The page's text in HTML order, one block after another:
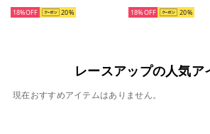
18% 20 18% 20
レースアップの人気ア
現在おすすめアイテムはありません。